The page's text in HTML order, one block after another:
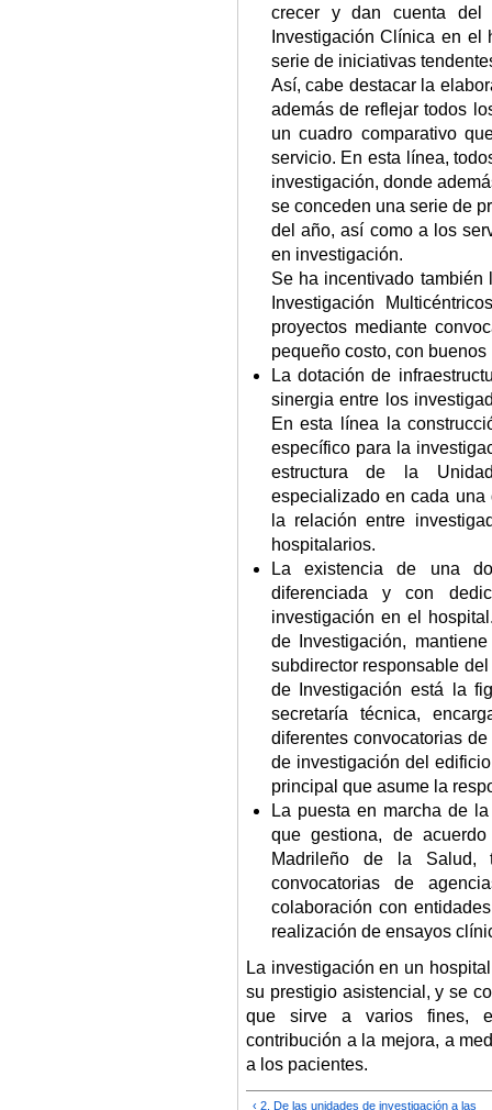
crecer y dan cuenta del
Investigación Clínica en
serie de iniciativas
Así, cabe destacar la
además de reflejar todos
un cuadro comparativo
servicio. En esta línea,
investigación, donde
se conceden una serie de
del año, así como a los
en investigación.
Se ha incentivado
Investigación
proyectos mediante
pequeño costo, con buenos
La dotación de
sinergia entre los
En esta línea la
específico para la
estructura de la
especializado en cada
la relación entre
hospitalarios.
La existencia de una
diferenciada y con
investigación en el
de Investigación,
subdirector responsable
de Investigación está la
secretaría técnica,
diferentes convocatorias
de investigación del
principal que asume la
La puesta en marcha de
que gestiona, de
Madrileño de la Salud,
convocatorias de
colaboración con
realización de ensayos
La investigación en un
su prestigio asistencial, y se
que sirve a varios fines,
contribución a la mejora, a
a los pacientes.
‹ 2. De las unidades de investigación a las